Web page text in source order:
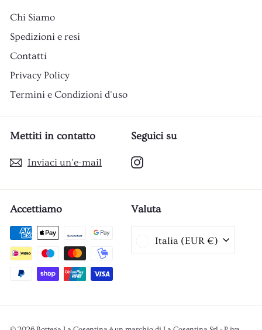
Chi Siamo
Spedizioni e resi
Contatti
Privacy Policy
Termini e Condizioni d'uso
Mettiti in contatto
Inviaci un'e-mail
Seguici su
Instagram
Accettiamo Valuta
Italia (EUR €)